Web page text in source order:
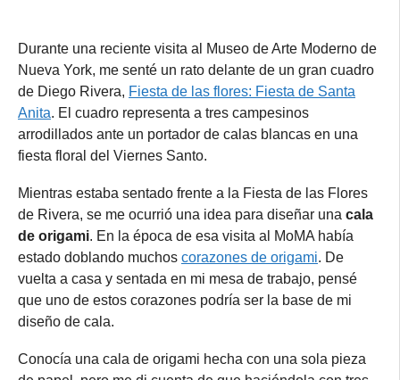
Durante una reciente visita al Museo de Arte Moderno de
Nueva York, me senté un rato delante de un gran cuadro
de Diego Rivera, Fiesta de las flores: Fiesta de Santa
Anita. El cuadro representa a tres campesinos
arrodillados ante un portador de calas blancas en una
fiesta floral del Viernes Santo.
Mientras estaba sentado frente a la Fiesta de las Flores
de Rivera, se me ocurrió una idea para diseñar una cala
de origami. En la época de esa visita al MoMA había
estado doblando muchos corazones de origami. De
vuelta a casa y sentada en mi mesa de trabajo, pensé
que uno de estos corazones podría ser la base de mi
diseño de cala.
Conocía una cala de origami hecha con una sola pieza